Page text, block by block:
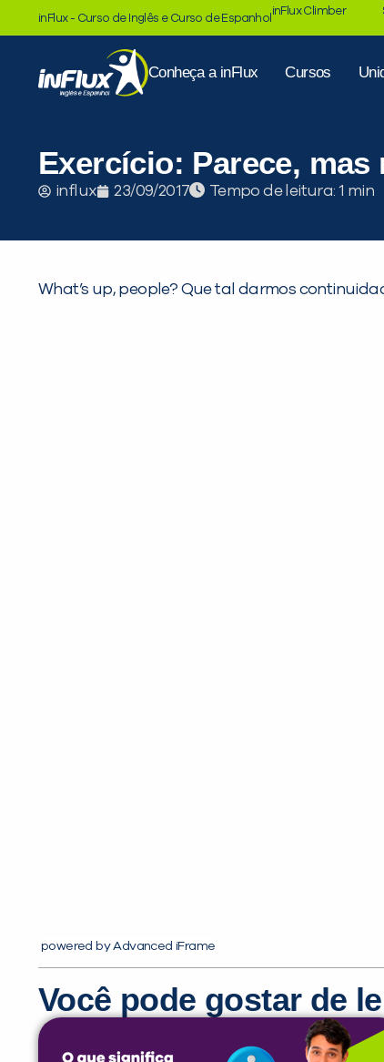
inFlux - Curso de Inglês e Curso de Espanhol
inFlux Climber
Conheça a inFlux Cursos
Exercício: Parece, mas
influx 23/09/2017 Tempo de leitura:
What’s up, people? Que tal darmos
powered by Advanced iFrame
Você pode gostar de